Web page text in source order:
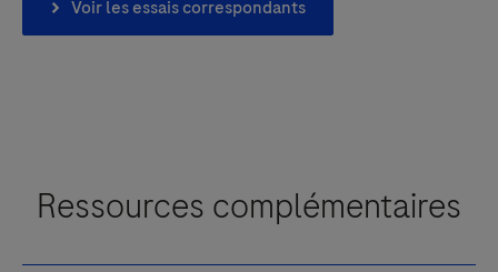
Voir les essais correspondants
Ressources complémentaires